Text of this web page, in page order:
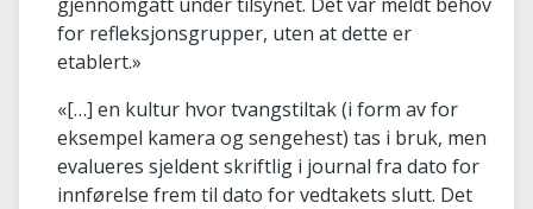
for refleksjonsgrupper, uten at dette er
etablert.»
«[…] en kultur hvor tvangstiltak (i form av for
eksempel kamera og sengehest) tas i bruk, men
evalueres sjeldent skriftlig i journal fra dato for
innførelse frem til dato for vedtakets slutt. Det